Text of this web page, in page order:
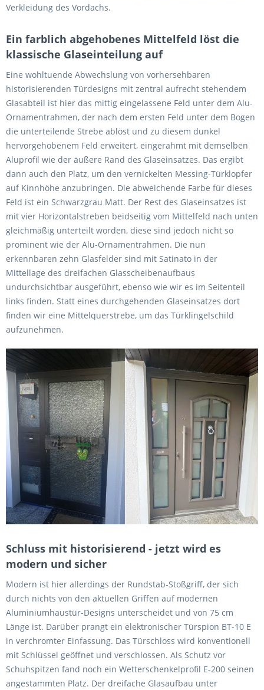
Verkleidung des Vordachs.
Ein farblich abgehobenes Mittelfeld löst die
klassische Glaseinteilung auf
Eine wohltuende Abwechslung von vorhersehbaren
historisierenden Türdesigns mit zentral aufrecht stehendem
Glasabteil ist hier das mittig eingelassene Feld unter dem Alu-
Ornamentrahmen, der nach dem ersten Feld unter dem Bogen
die unterteilende Strebe ablöst und zu diesem dunkel
hervorgehobenem Feld erweitert, eingerahmt mit demselben
Aluprofil wie der äußere Rand des Glaseinsatzes. Das ergibt
dann auch den Platz, um den vernickelten Messing-Türklopfer
auf Kinnhöhe anzubringen. Die abweichende Farbe für dieses
Feld ist ein Schwarzgrau Matt. Der Rest des Glaseinsatzes ist
mit vier Horizontalstreben beidseitig vom Mittelfeld nach unten
gleichmäßig unterteilt worden, diese sind jedoch nicht so
prominent wie der Alu-Ornamentrahmen. Die nun
erkennbaren zehn Glasfelder sind mit Satinato in der
Mittellage des dreifachen Glasscheibenaufbaus
undurchsichtbar ausgeführt, ebenso wie wir es im Seitenteil
links finden. Statt eines durchgehenden Glaseinsatzes dort
finden wir eine Mittelquerstrebe, um das Türklingelschild
aufzunehmen.
Schluss mit historisierend - jetzt wird es
modern und sicher
Modern ist hier allerdings der Rundstab-Stoßgriff, der sich
durch nichts von den aktuellen Griffen auf modernen
Aluminiumhaustür-Designs unterscheidet und von 75 cm
Länge ist. Darüber prangt ein elektronischer Türspion BT-10 E
in verchromter Einfassung. Das Türschloss wird konventionell
mit Schlüssel geöffnet und verschlossen. Als Schutz vor
Schuhspitzen fand noch ein Wetterschenkelprofil E-200 seinen
angestammten Platz. Der dreifache Glasaufbau unter